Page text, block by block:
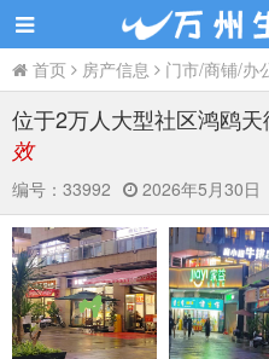
首页 房产信息 门市/商铺/办
位于2万人大型社区鸿鸥
效
编号： 33992 2026年5月30日